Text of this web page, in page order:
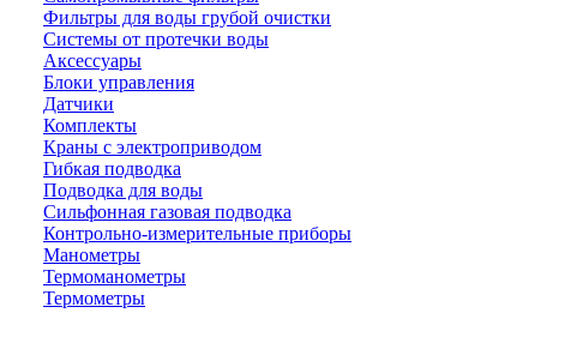
Фильтры для воды грубой очистки
Системы от протечки воды
Аксессуары
Блоки управления
Датчики
Комплекты
Краны с электроприводом
Гибкая подводка
Подводка для воды
Сильфонная газовая подводка
Контрольно-измерительные приборы
Манометры
Термоманометры
Термометры